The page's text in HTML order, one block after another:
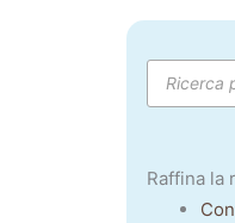
Products
search
Raffina la